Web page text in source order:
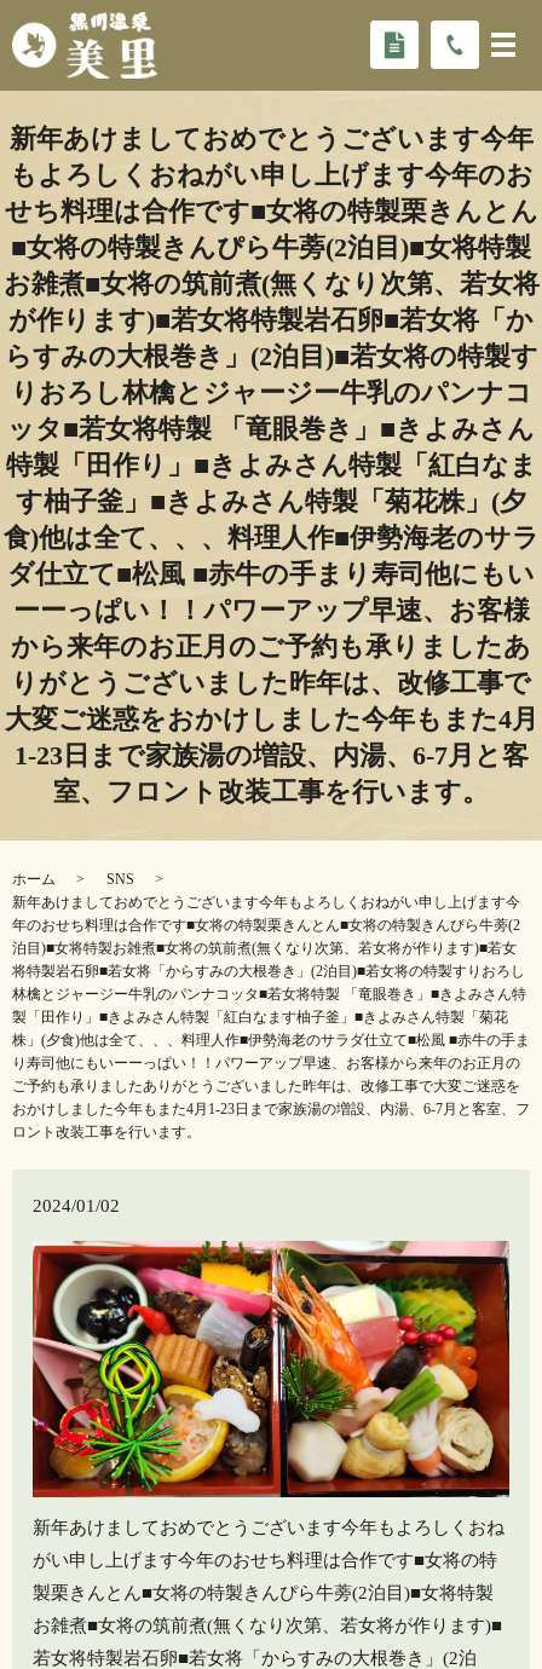
新年あけましておめでとうございます今年
もよろしくおねがい申し上げます今年のお
せち料理は合作です■女将の特製栗きんとん
■女将の特製きんぴら牛蒡(2泊目)■女将特製
お雑煮■女将の筑前煮(無くなり次第、若女将
が作ります)■若女将特製岩石卵■若女将「か
らすみの大根巻き」(2泊目)■若女将の特製す
りおろし林檎とジャージー牛乳のパンナコ
ッタ■若女将特製 「竜眼巻き」■きよみさん
特製「田作り」■きよみさん特製「紅白なま
す柚子釜」■きよみさん特製「菊花株」(夕
食)他は全て、、、料理人作■伊勢海老のサラ
ダ仕立て■松風 ■赤牛の手まり寿司他にもい
ーーっぱい！！パワーアップ早速、お客様
から来年のお正月のご予約も承りました️あ
りがとうございました️昨年は、改修工事で
大変ご迷惑をおかけしました今年もまた4月
1-23日まで家族湯の増設、内湯、6-7月と客
室、フロント改装工事を行います。
ホーム
SNS
新年あけましておめでとうございます今年もよろしくおねがい申し上げます今
年のおせち料理は合作です■女将の特製栗きんとん■女将の特製きんぴら牛蒡(2
泊目)■女将特製お雑煮■女将の筑前煮(無くなり次第、若女将が作ります)■若女
将特製岩石卵■若女将「からすみの大根巻き」(2泊目)■若女将の特製すりおろし
林檎とジャージー牛乳のパンナコッタ■若女将特製 「竜眼巻き」■きよみさん特
製「田作り」■きよみさん特製「紅白なます柚子釜」■きよみさん特製「菊花
株」(夕食)他は全て、、、料理人作■伊勢海老のサラダ仕立て■松風 ■赤牛の手ま
り寿司他にもいーーっぱい！！パワーアップ早速、お客様から来年のお正月の
ご予約も承りました️ありがとうございました️昨年は、改修工事で大変ご迷惑を
おかけしました今年もまた4月1-23日まで家族湯の増設、内湯、6-7月と客室、フ
ロント改装工事を行います。
2024/01/02
新年あけましておめでとうございます今年もよろしくおね
がい申し上げます今年のおせち料理は合作です■女将の特
製栗きんとん■女将の特製きんぴら牛蒡(2泊目)■女将特製
お雑煮■女将の筑前煮(無くなり次第、若女将が作ります)■
若女将特製岩石卵■若女将「からすみの大根巻き」(2泊